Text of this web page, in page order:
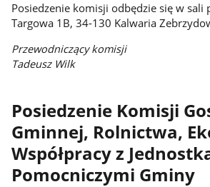
Posiedzenie komisji odbędzie się w sali
Targowa 1B, 34-130 Kalwaria
Przewodniczący komisji
Tadeusz Wilk
Posiedzenie Komisji
Gminnej, Rolnictwa,
Współpracy z
Pomocniczymi Gminy